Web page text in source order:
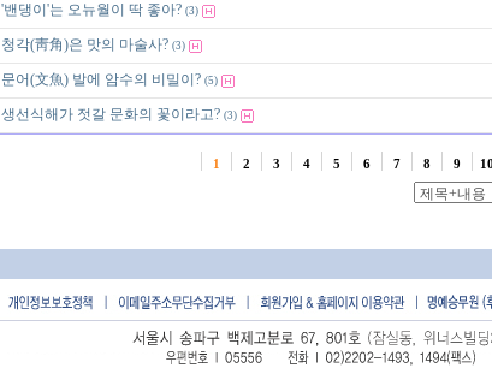
'밴댕이'는 오뉴월이 딱 좋아? (3)
청각(靑角)은 맛의 마술사? (3)
문어(文魚) 발에 암수의 비밀이? (5)
생선식해가 젓갈 문화의 꽃이라고? (3)
1 2 3 4 5 6 7 8 9 10